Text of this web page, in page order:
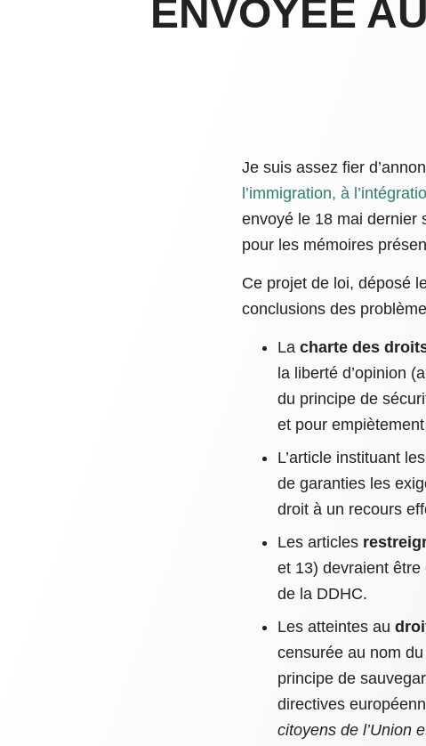
ENVOYÉE
Je suis assez fier
l’immigration, à
envoyé le 18 mai dernier
pour les mémoires
Ce projet de loi, déposé
conclusions des
La charte des
la liberté d’opinion
du principe de
et pour
L’article instituant les
de garanties les
droit à un recours
Les articles
et 13) devraient être
de la DDHC.
Les atteintes au
censurée au nom
principe de
directives
citoyens de l’Union